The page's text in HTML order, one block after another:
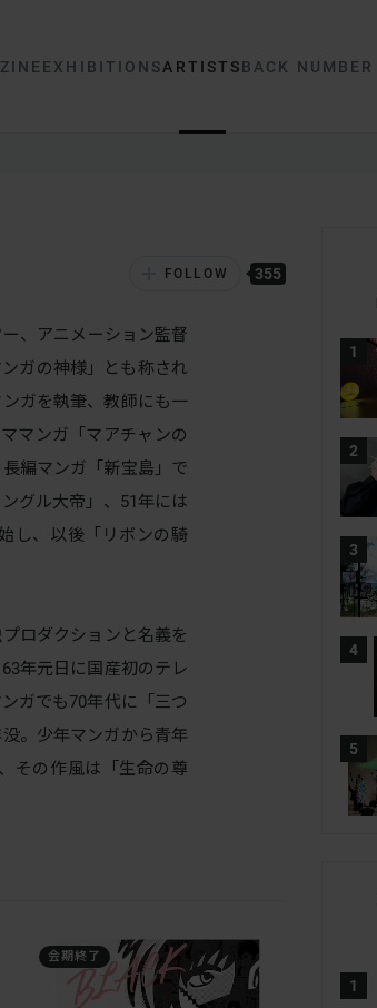
EXHIBITIONSARTISTSBACK NUMBER
FOLLOW 355
、アニメーション監督
ガの神様」とも称され
ガを執筆、教師にも一
マンガ「マアチャンの
編マンガ「新宝島」で
グル大帝」、51年には
し、以後「リボンの騎
ロダクションと名義を
年元日に国産初のテレ
ガでも70年代に「三つ
。少年マンガから青年
その作風は「生命の尊
会期終了